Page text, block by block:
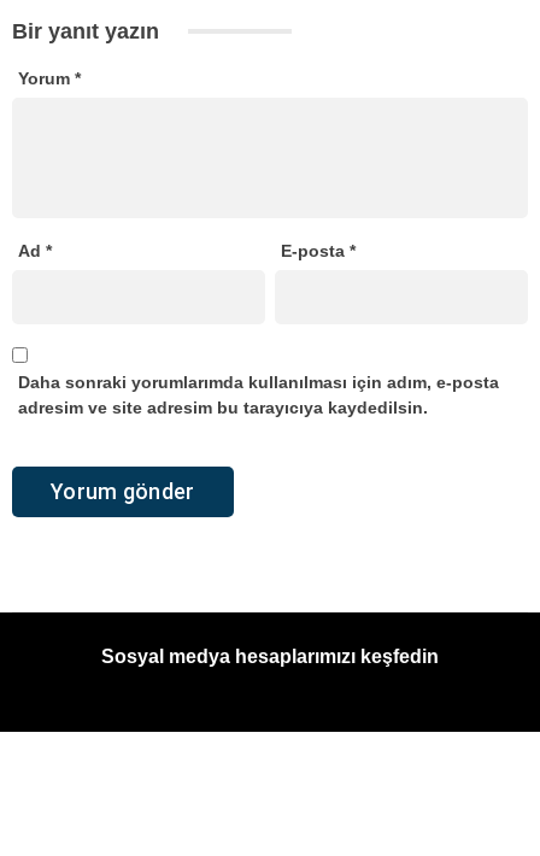
Bir yanıt yazın
Yorum *
Ad * E-posta*
Daha sonraki yorumlarımda kullanılması için adım, e-posta
adresim ve site adresim bu tarayıcıya kaydedilsin.
Sosyal medya hesaplarımızı keşfedin